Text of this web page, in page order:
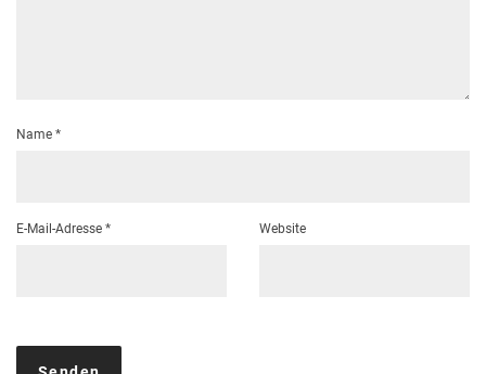
Name *
E-Mail-Adresse * Website